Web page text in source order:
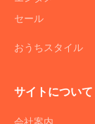
セール
おうちスタイル
サイトについて
会社案内